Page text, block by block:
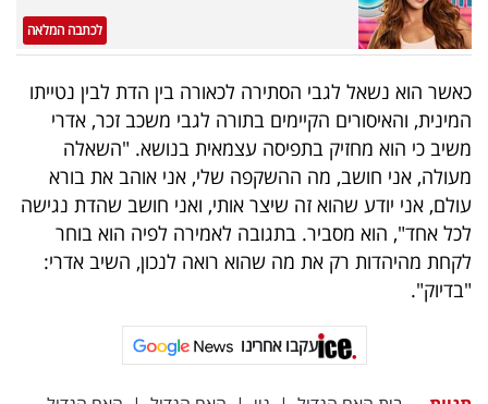
עקבו
אחרינו:
לכתבה המלאה
כאשר הוא נשאל לגבי הסתירה לכאורה בין הדת לבין נטייתו
המינית, והאיסורים הקיימים בתורה לגבי משכב זכר, אדרי
משיב כי הוא מחזיק בתפיסה עצמאית בנושא. "השאלה
מעולה, אני חושב, מה ההשקפה שלי, אני אוהב את בורא
עולם, אני יודע שהוא זה שיצר אותי, ואני חושב שהדת נגישה
לכל אחד", הוא מסביר. בתגובה לאמירה לפיה הוא בוחר
לקחת מהיהדות רק את מה שהוא רואה לנכון, השיב אדרי:
"בדיוק".
עקבו אחרינו